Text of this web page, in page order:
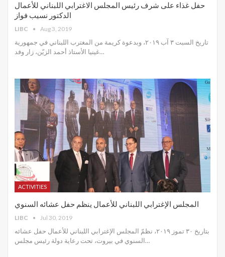
حفل غذاء على شرف رئيس المجلس الاغترابي اللبناني للأعمال
الدكتور نسيب فواز
LIBC Aug 3, 2019
تاريخ السبت ٣ آب ٢٠١٩، وبدعوة كريمة من المغترب اللبناني في جمهورية
غينيا الأستاذ أحمد الزيّن، زار وفد…
ACTIVITIES
المجلس الإغترابي اللبناني للأعمال ينظم حفل عشائه السنوي
LIBC Jul 30, 2019
بتاريخ ٣٠ تموز ٢٠١٩، نظمّ المجلس الإغترابي اللبناني للأعمال حفل عشائه
السنوي في بيروت، تحت رعاية دولة رئيس مجلس…